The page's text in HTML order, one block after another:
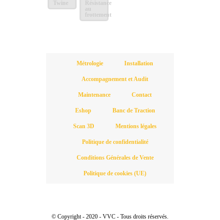
Twine
Résistance
au
frottement
Métrologie Installation
Accompagnement et Audit
Maintenance Contact
Eshop Banc de Traction
Scan 3D Mentions légales
Politique de confidentialité
Conditions Générales de Vente
Politique de cookies (UE)
© Copyright - 2020 - VVC - Tous droits réservés.